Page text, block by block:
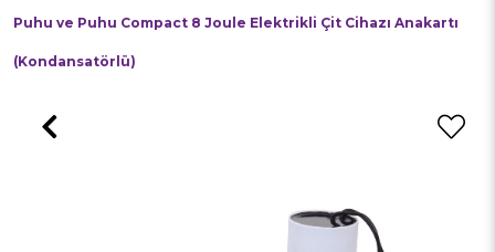
Puhu ve Puhu Compact 8 Joule Elektrikli Çit Cihazı Anakartı
(Kondansatörlü)